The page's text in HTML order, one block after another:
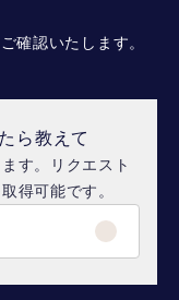
確認いたします。
ら教えて
す。リクエスト
得可能です。